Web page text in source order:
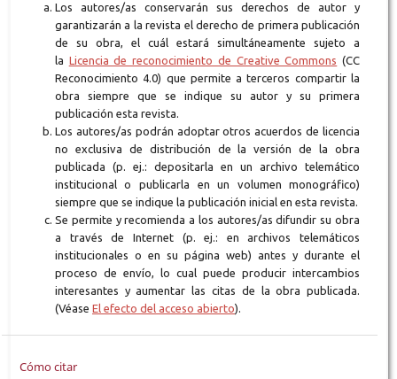
Los autores/as conservarán sus derechos de autor y
garantizarán a la revista el derecho de primera publicación
de su obra, el cuál estará simultáneamente sujeto a
la Licencia de reconocimiento de Creative Commons (CC
Reconocimiento 4.0) que permite a terceros compartir la
obra siempre que se indique su autor y su primera
publicación esta revista.
Los autores/as podrán adoptar otros acuerdos de licencia
no exclusiva de distribución de la versión de la obra
publicada (p. ej.: depositarla en un archivo telemático
institucional o publicarla en un volumen monográfico)
siempre que se indique la publicación inicial en esta revista.
Se permite y recomienda a los autores/as difundir su obra
a través de Internet (p. ej.: en archivos telemáticos
institucionales o en su página web) antes y durante el
proceso de envío, lo cual puede producir intercambios
interesantes y aumentar las citas de la obra publicada.
(Véase El efecto del acceso abierto).
Cómo citar